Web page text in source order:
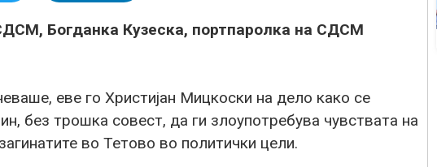
Богданка Кузеска, портпаролка на СДСМ
еве го Христијан Мицкоски на дело како се
без трошка совест, да ги злоупотребува чувствата на
во Тетово во политички цели.